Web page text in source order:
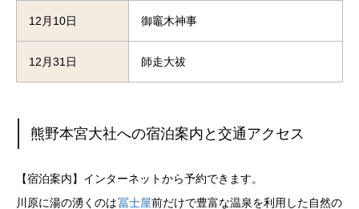
12月10日 御竈木神事
12月31日 師走大祓
熊野本宮大社への宿泊案内と交通アクセス
【宿泊案内】 インターネットから予約できます。
川原に湯の湧くのは冨士屋前だけで豊富な温泉を利用した自然の